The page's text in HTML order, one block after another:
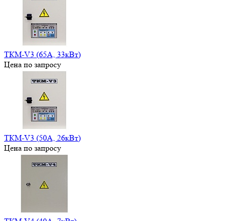
ТКМ-V3 (65А, 33кВт)
Цена по запросу
ТКМ-V3 (50А, 26кВт)
Цена по запросу